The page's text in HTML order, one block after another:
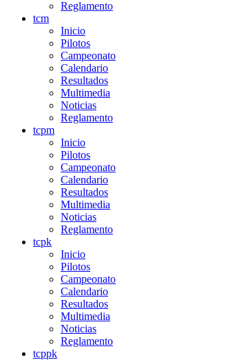
Reglamento
tcm
Inicio
Pilotos
Campeonato
Calendario
Resultados
Multimedia
Noticias
Reglamento
tcpm
Inicio
Pilotos
Campeonato
Calendario
Resultados
Multimedia
Noticias
Reglamento
tcpk
Inicio
Pilotos
Campeonato
Calendario
Resultados
Multimedia
Noticias
Reglamento
tcppk